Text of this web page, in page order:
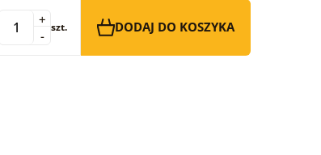
-
+ szt. DODAJ DO KOSZYKA